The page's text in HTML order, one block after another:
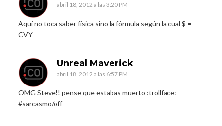
abril 18, 2012 a las 3:20 PM
Aquí no toca saber física sino la fórmula según la cual $ =
CVY
Unreal Maverick
abril 18, 2012 a las 6:57 PM
OMG Steve!! pense que estabas muerto :trollface:
#sarcasmo/off